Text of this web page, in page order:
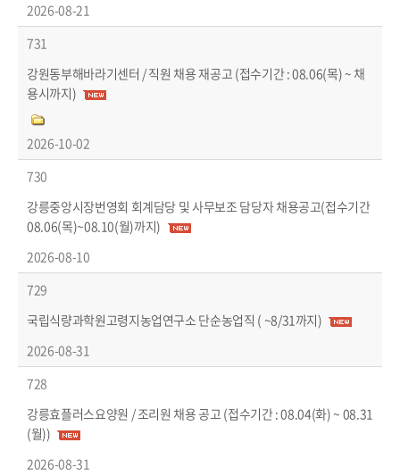
2026-08-21
731
강원동부해바라기센터 / 직원 채용 재공고 (접수기간 : 08.06(목) ~ 채
용시까지)
2026-10-02
730
강릉중앙시장번영회 회계담당 및 사무보조 담당자 채용공고(접수기간
08.06(목)~08.10(월)까지)
2026-08-10
729
국립식량과학원고령지농업연구소 단순농업직 ( ~8/31까지)
2026-08-31
728
강릉효플러스요양원 / 조리원 채용 공고 (접수기간 : 08.04(화) ~ 08.31
(월))
2026-08-31